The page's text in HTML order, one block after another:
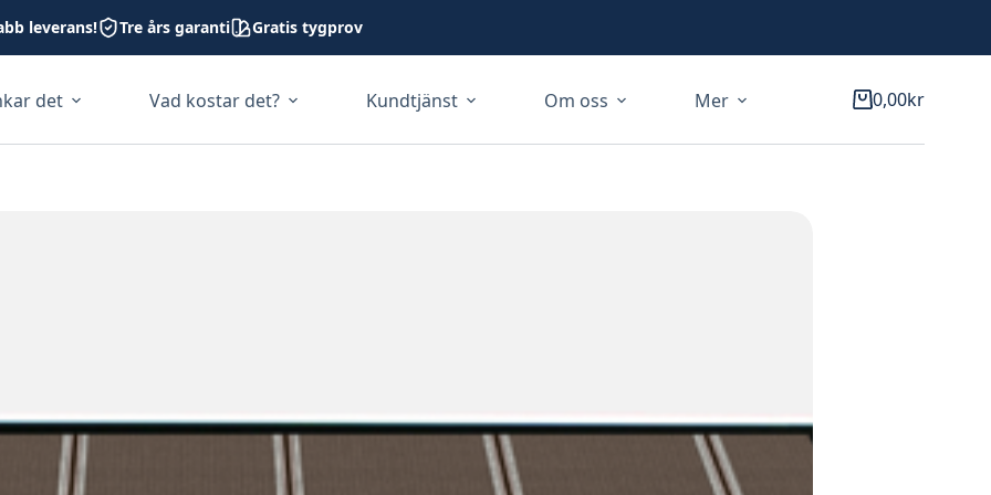
leverans! Tre års garanti Gratis tygprov
det Vad kostar det? Kundtjänst Om oss Mer Varukorg
0,00kr